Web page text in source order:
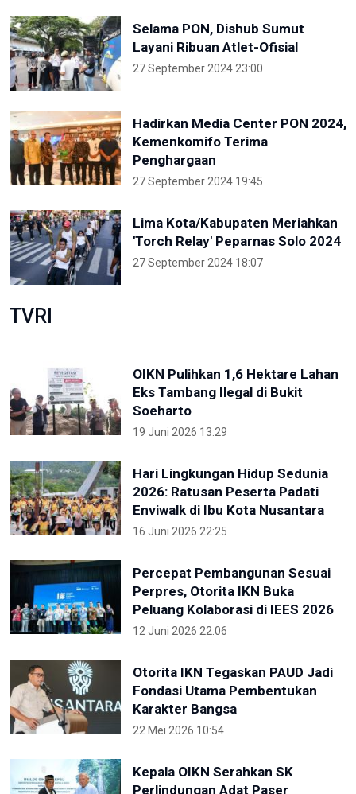
Selama PON, Dishub Sumut
Layani Ribuan Atlet-Ofisial
27 September 2024 23:00
Hadirkan Media Center PON 2024,
Kemenkomifo Terima
Penghargaan
27 September 2024 19:45
Lima Kota/Kabupaten Meriahkan
'Torch Relay' Peparnas Solo 2024
27 September 2024 18:07
TVRI
OIKN Pulihkan 1,6 Hektare Lahan
Eks Tambang Ilegal di Bukit
Soeharto
19 Juni 2026 13:29
Hari Lingkungan Hidup Sedunia
2026: Ratusan Peserta Padati
Enviwalk di Ibu Kota Nusantara
16 Juni 2026 22:25
Percepat Pembangunan Sesuai
Perpres, Otorita IKN Buka
Peluang Kolaborasi di IEES 2026
12 Juni 2026 22:06
Otorita IKN Tegaskan PAUD Jadi
Fondasi Utama Pembentukan
Karakter Bangsa
22 Mei 2026 10:54
Kepala OIKN Serahkan SK
Perlindungan Adat Paser